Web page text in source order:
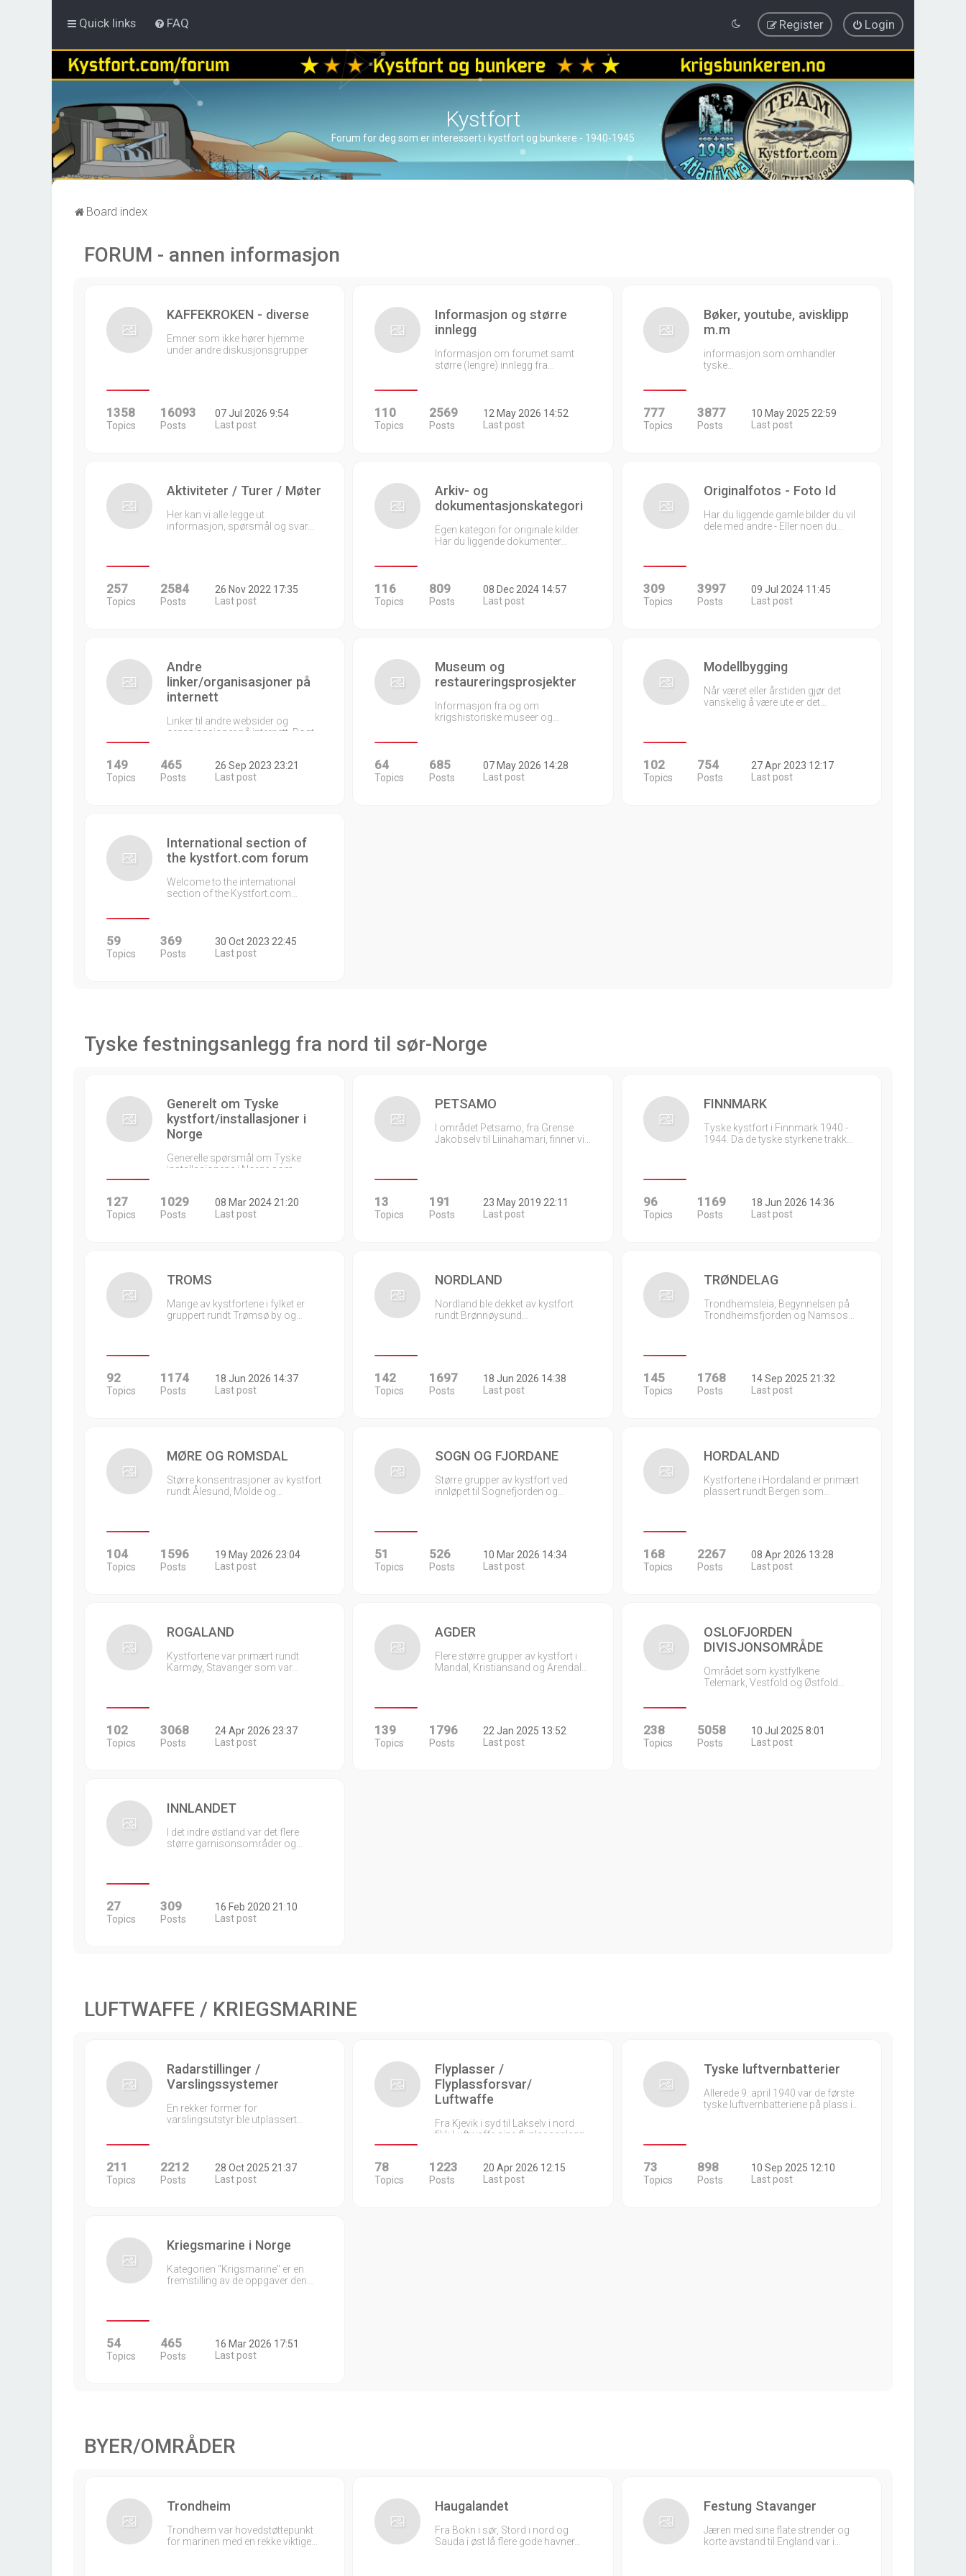
Quick links FAQ Login
Register
Kystfort
Forum for deg som er interessert i kystfort og bunkere - 1940-1945
Board index
FORUM - annen informasjon
KAFFEKROKEN - diverse
Emner som ikke hører hjemme
under andre diskusjonsgrupper
1358
Topics
16093
Posts
07 Jul 2026 9:54
Last post
Informasjon og større
innlegg
Informasjon om forumet samt
større (lengre) innlegg fra…
110
Topics
2569
Posts
12 May 2026 14:52
Last post
Bøker, youtube, avisklipp
m.m
informasjon som omhandler
tyske…
777
Topics
3877
Posts
10 May 2025 22:59
Last post
Aktiviteter / Turer / Møter
Her kan vi alle legge ut
informasjon, spørsmål og svar…
257
Topics
2584
Posts
26 Nov 2022 17:35
Last post
Arkiv- og
dokumentasjonskategori
Egen kategori for originale kilder.
Har du liggende dokumenter…
116
Topics
809
Posts
08 Dec 2024 14:57
Last post
Originalfotos - Foto Id
Har du liggende gamle bilder du vil
dele med andre - Eller noen du…
309
Topics
3997
Posts
09 Jul 2024 11:45
Last post
Andre
linker/organisasjoner på
internett
Linker til andre websider og
organisasjoner på internett. Post…
149
Topics
465
Posts
26 Sep 2023 23:21
Last post
Museum og
restaureringsprosjekter
Informasjon fra og om
krigshistoriske museer og…
64
Topics
685
Posts
07 May 2026 14:28
Last post
Modellbygging
Når været eller årstiden gjør det
vanskelig å være ute er det…
102
Topics
754
Posts
27 Apr 2023 12:17
Last post
International section of
the kystfort.com forum
Welcome to the international
section of the Kystfort.com…
59
Topics
369
Posts
30 Oct 2023 22:45
Last post
Tyske festningsanlegg fra nord til sør-Norge
Generelt om Tyske
kystfort/installasjoner i
Norge
Generelle spørsmål om Tyske
installasjonene i Norge som…
127
Topics
1029
Posts
08 Mar 2024 21:20
Last post
PETSAMO
I området Petsamo, fra Grense
Jakobselv til Liinahamari, finner vi…
13
Topics
191
Posts
23 May 2019 22:11
Last post
FINNMARK
Tyske kystfort i Finnmark 1940 -
1944. Da de tyske styrkene trakk…
96
Topics
1169
Posts
18 Jun 2026 14:36
Last post
TROMS
Mange av kystfortene i fylket er
gruppert rundt Trømsø by og…
92
Topics
1174
Posts
18 Jun 2026 14:37
Last post
NORDLAND
Nordland ble dekket av kystfort
rundt Brønnøysund…
142
Topics
1697
Posts
18 Jun 2026 14:38
Last post
TRØNDELAG
Trondheimsleia, Begynnelsen på
Trondheimsfjorden og Namsos…
145
Topics
1768
Posts
14 Sep 2025 21:32
Last post
MØRE OG ROMSDAL
Større konsentrasjoner av kystfort
rundt Ålesund, Molde og…
104
Topics
1596
Posts
19 May 2026 23:04
Last post
SOGN OG FJORDANE
Større grupper av kystfort ved
innløpet til Sognefjorden og…
51
Topics
526
Posts
10 Mar 2026 14:34
Last post
HORDALAND
Kystfortene i Hordaland er primært
plassert rundt Bergen som…
168
Topics
2267
Posts
08 Apr 2026 13:28
Last post
ROGALAND
Kystfortene var primært rundt
Karmøy, Stavanger som var…
102
Topics
3068
Posts
24 Apr 2026 23:37
Last post
AGDER
Flere større grupper av kystfort i
Mandal, Kristiansand og Arendal…
139
Topics
1796
Posts
22 Jan 2025 13:52
Last post
OSLOFJORDEN
DIVISJONSOMRÅDE
Området som kystfylkene
Telemark, Vestfold og Østfold…
238
Topics
5058
Posts
10 Jul 2025 8:01
Last post
INNLANDET
I det indre østland var det flere
større garnisonsområder og…
27
Topics
309
Posts
16 Feb 2020 21:10
Last post
LUFTWAFFE / KRIEGSMARINE
Radarstillinger /
Varslingssystemer
En rekker former for
varslingsutstyr ble utplassert…
211
Topics
2212
Posts
28 Oct 2025 21:37
Last post
Flyplasser /
Flyplassforsvar/
Luftwaffe
Fra Kjevik i syd til Lakselv i nord
fikk Luftwaffe sine flyplassanlegg…
78
Topics
1223
Posts
20 Apr 2026 12:15
Last post
Tyske luftvernbatterier
Allerede 9. april 1940 var de første
tyske luftvernbatteriene på plass i…
73
Topics
898
Posts
10 Sep 2025 12:10
Last post
Kriegsmarine i Norge
Kategorien "Krigsmarine" er en
fremstilling av de oppgaver den…
54
Topics
465
Posts
16 Mar 2026 17:51
Last post
BYER/OMRÅDER
Trondheim
Trondheim var hovedstøttepunkt
for marinen med en rekke viktige…
Haugalandet
Fra Bokn i sør, Stord i nord og
Sauda i øst lå flere gode havner…
Festung Stavanger
Jæren med sine flate strender og
korte avstand til England var i…